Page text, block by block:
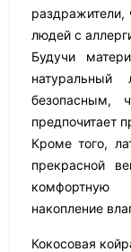
раздражители,
людей с
Будучи
натуральный
безопасным,
предпочитает
Кроме того,
прекрасной
комфортную
накопление
Кокосовая